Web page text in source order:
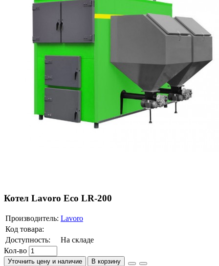
Котел Lavoro Eco LR-200
Производитель: Lavoro
Код товара:
Доступность:
На складе
Кол-во
В корзину
Уточнить цену и наличие